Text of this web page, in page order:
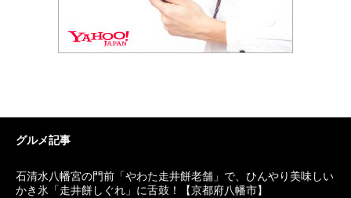
グルメ記事
石清水八幡宮の門前「やわた走井餅老舗」で、ひんやり美味しい
かき氷「走井餅しぐれ」に舌鼓！【京都府八幡市】